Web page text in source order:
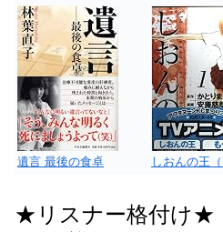
遺言 最後の食卓 しおんの王